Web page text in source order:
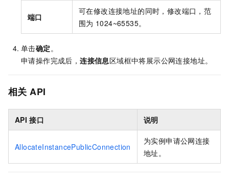
端口
可在修改连接地址的同时，修改端口，范
围为 1024~65535。
单击确定 。
申请操作完成后，连接信息区域框中将展示公网连接地址。
相关 API
API 接口 说明
AllocateInstancePublicConnection
为实例申请公网连接
地址。